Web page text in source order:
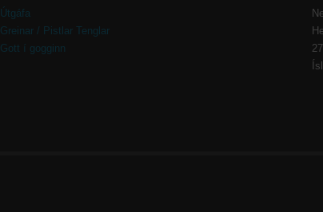
Útgáfa
Greinar / Pistlar Tenglar
Gott í gogginn